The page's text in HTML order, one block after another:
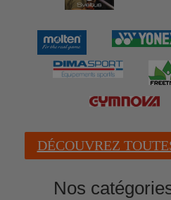
DÉCOUVREZ
Nos